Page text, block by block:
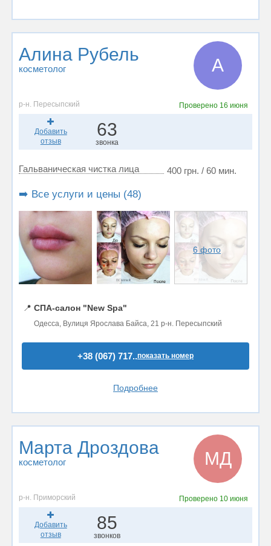
Алина Рубель
косметолог А
р-н. Пересыпский Проверено 16 июня
Добавить
отзыв
63
звонка
Гальваническая чистка лица 400 грн. / 60 мин.
➡️ Все услуги и цены (48)
6 фото
📍 СПА-салон "New Spa"
Одесса, Вулиця Ярослава Байса, 21 р-н. Пересыпский
+38 (067) 717..показать номер
Подробнее
Марта Дроздова
косметолог МД
р-н. Приморский Проверено 10 июня
Добавить
отзыв
85
звонков